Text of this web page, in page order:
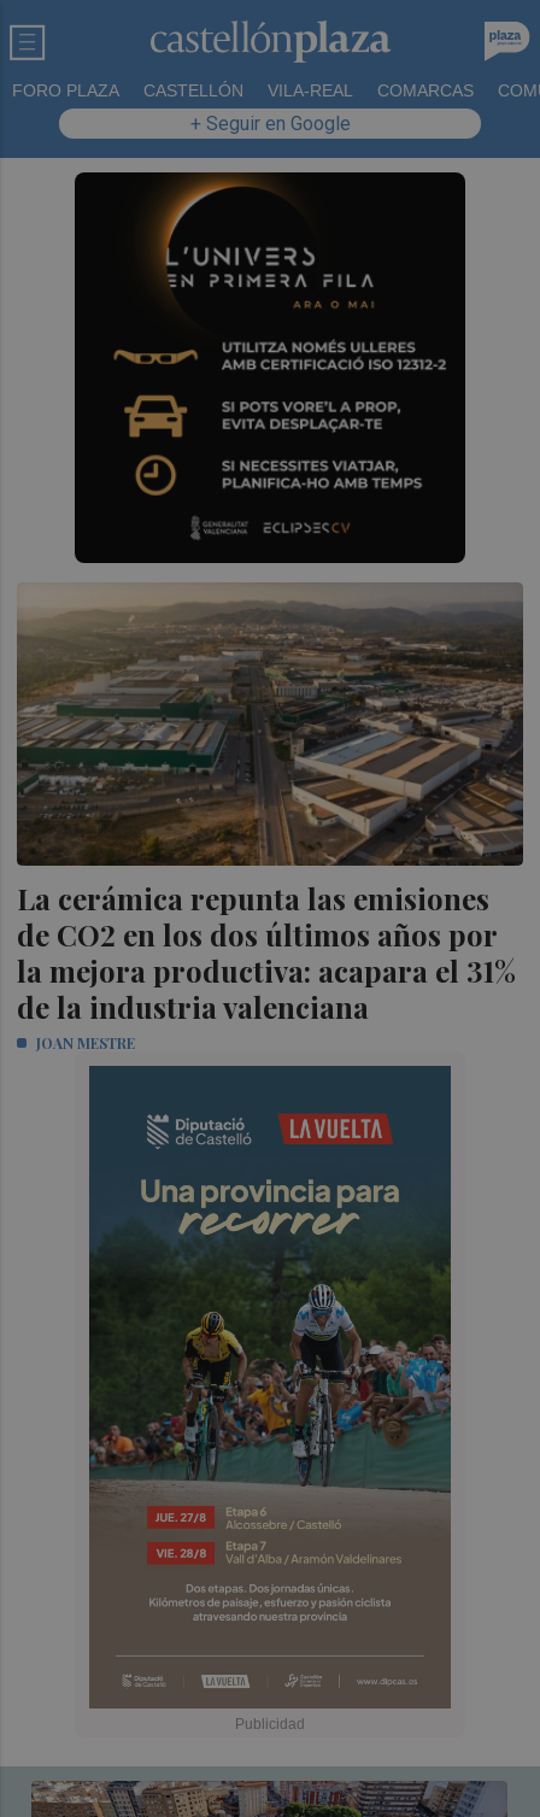
FORO PLAZA CASTELLÓN VILA-REAL COMARCAS
+ Seguir en Google
La cerámica repunta las emisiones
de CO2 en los dos últimos años por
la mejora productiva: acapara el 31%
de la industria valenciana
JOAN MESTRE